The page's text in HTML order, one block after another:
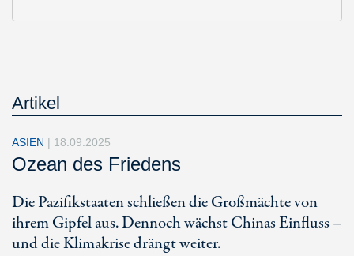
Artikel
ASIEN | 18.09.2025
Ozean des Friedens
Die Pazifikstaaten schließen die Großmächte von
ihrem Gipfel aus. Dennoch wächst Chinas Einfluss –
und die Klimakrise drängt weiter.